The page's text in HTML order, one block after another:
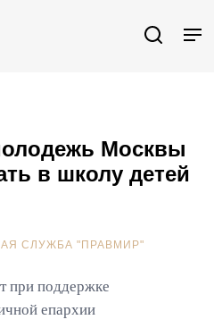
Москвы
в школу детей
СЛУЖБА "ПРАВМИР"
при поддержке
епархии